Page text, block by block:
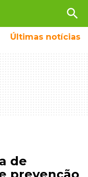
search
Últimas notícias
de